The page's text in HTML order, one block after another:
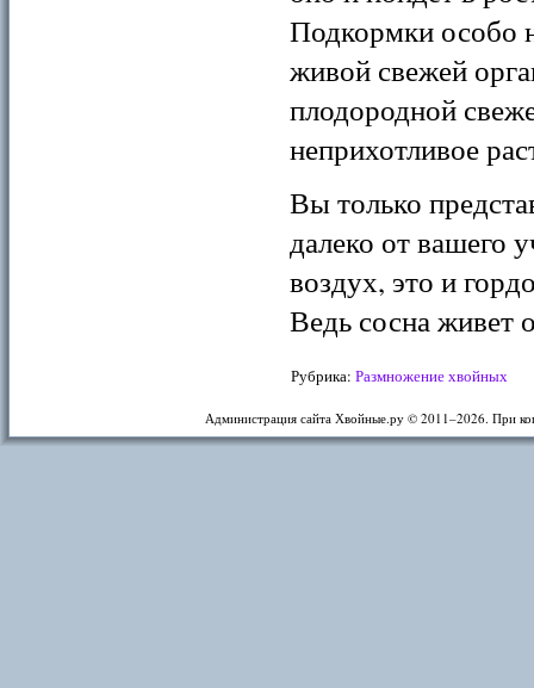
Подкормки особо
живой свежей
плодородной
неприхотливое
Вы только
далеко от вашего
воздух, это и
Ведь сосна живет
Рубрика: Размножение хвойных
Администрация сайта Хвойные.ру © 2011–2026. При